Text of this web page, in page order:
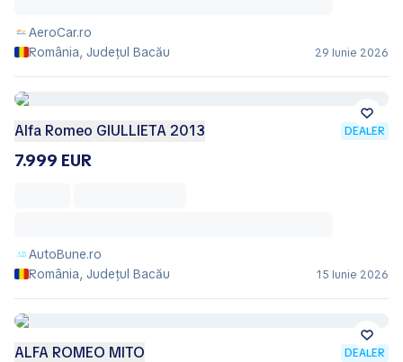
AeroCar.ro
România, Județul Bacău
29 Iunie 2026
Alfa Romeo GIULLIETA 2013 DEALER
7.999 EUR
AutoBune.ro
România, Județul Bacău
15 Iunie 2026
ALFA ROMEO MITO DEALER